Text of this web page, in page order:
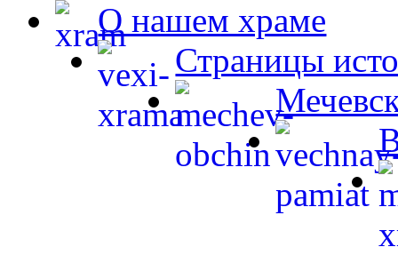
О нашем храме
Страницы